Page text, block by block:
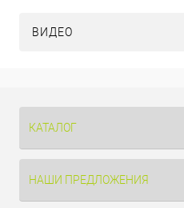
ВИДЕО
КАТАЛОГ
НАШИ ПРЕДЛОЖЕНИЯ